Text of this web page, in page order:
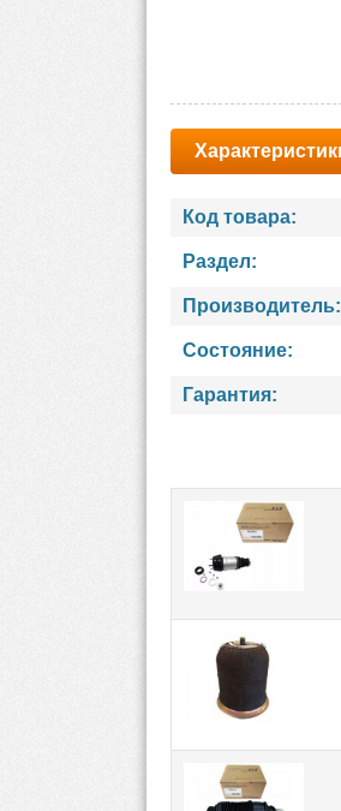
Код товара:
Раздел:
Производитель:
Состояние:
Гарантия: